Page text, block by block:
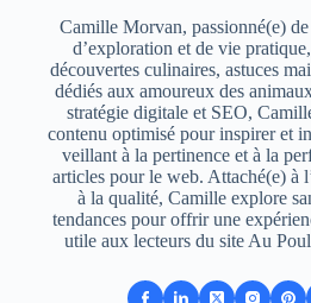
Camille Morvan, passionné(e)
d’exploration et de vie
découvertes culinaires, astuces
dédiés aux amoureux des
stratégie digitale et SEO,
contenu optimisé pour inspirer et
veillant à la pertinence et à la
articles pour le web. Attaché(e) à
à la qualité, Camille explore
tendances pour offrir une
utile aux lecteurs du site Au